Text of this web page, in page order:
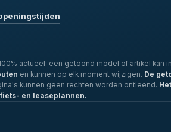
actueel: een getoond model of artikel
en kunnen op elk moment wijzigen. De
kunnen geen rechten worden ontleend.
en leaseplannen.